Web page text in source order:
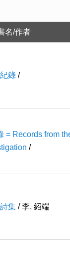
名/作者
錄 /
= Records from
/
集 / 李, 紹端